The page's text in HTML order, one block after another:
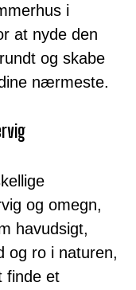
i
at nyde den
og skabe
nærmeste.
og omegn,
havudsigt,
og ro i naturen,
finde et